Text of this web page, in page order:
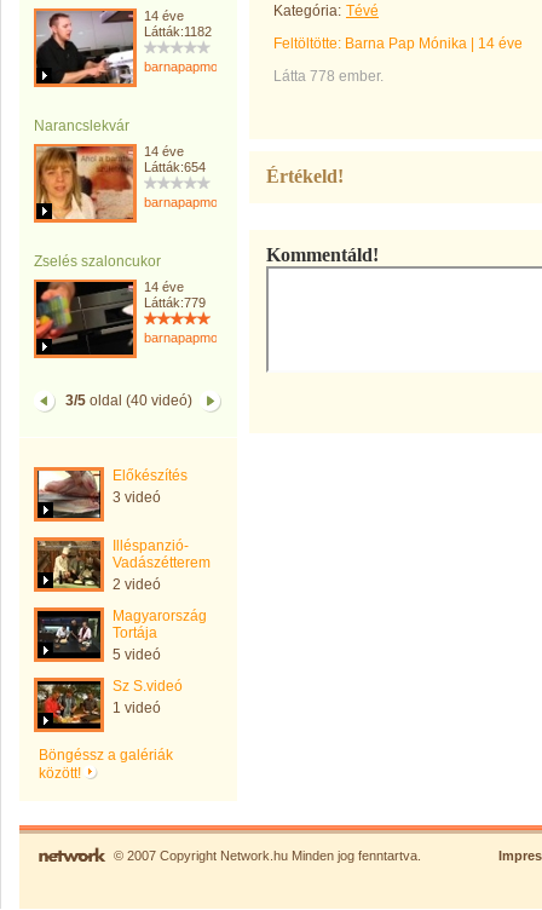
14 éve
Látták:1182
barnapapmonika
Narancslekvár
14 éve
Látták:654
barnapapmonika
Zselés szaloncukor
14 éve
Látták:779
barnapapmonika
3/5oldal (40 videó)
Előkészítés
3 videó
Illéspanzió-
Vadászétterem
2 videó
Magyarország
Tortája
5 videó
Sz S.videó
1 videó
Böngéssz a galériák
között!
Kategória: Tévé
Feltöltötte: Barna Pap Mónika
14 éve
Látta 778 ember.
Értékeld!
Kommentáld!
© 2007 Copyright Network.hu Minden jog fenntartva.